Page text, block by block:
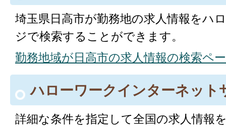
埼玉県日高市が勤務地の求人情報をハ
ジで検索することができます。
勤務地域が日高市の求人情報の検索ペ
ハローワークインターネット
詳細な条件を指定して全国の求人情報